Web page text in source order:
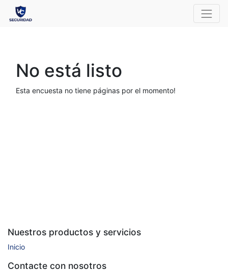
No está listo
Esta encuesta no tiene páginas por el momento!
Nuestros productos y servicios
Inicio
Contacte con nosotros